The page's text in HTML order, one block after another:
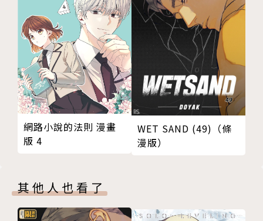
網路小說的法則 漫畫
版 4
WET SAND (49)（條
漫版）
其他人也看了